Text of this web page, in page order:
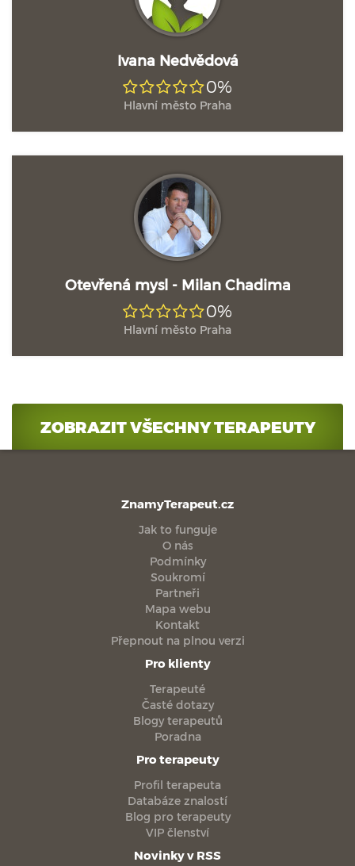
Ivana Nedvědová
0%
Hlavní město Praha
Otevřená mysl - Milan Chadima
0%
Hlavní město Praha
ZOBRAZIT VŠECHNY TERAPEUTY
ZnamyTerapeut.cz
Jak to funguje
O nás
Podmínky
Soukromí
Partneři
Mapa webu
Kontakt
Přepnout na plnou verzi
Pro klienty
Terapeuté
Časté dotazy
Blogy terapeutů
Poradna
Pro terapeuty
Profil terapeuta
Databáze znalostí
Blog pro terapeuty
VIP členství
Novinky v RSS